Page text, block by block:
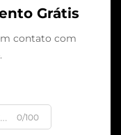
Grátis
contato com
0/100